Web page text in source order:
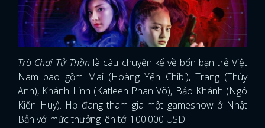
Trò Chơi Tử Thần là câu chuyện kể về bốn bạn trẻ Việt
Nam bao gồm Mai (Hoàng Yến Chibi), Trang (Thùy
Anh), Khánh Linh (Katleen Phan Võ), Bảo Khánh (Ngô
Kiến Huy). Họ đang tham gia một gameshow ở Nhật
Bản với mức thưởng lên tới 100.000 USD.